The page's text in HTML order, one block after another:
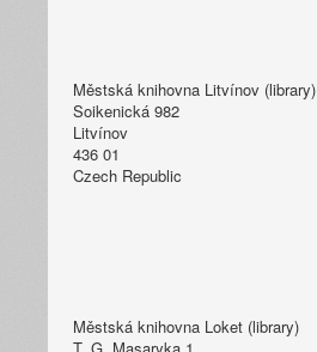
Městská knihovna Litvínov (library)
Soikenická 982
Litvínov
436 01
Czech Republic
Městská knihovna Loket (library)